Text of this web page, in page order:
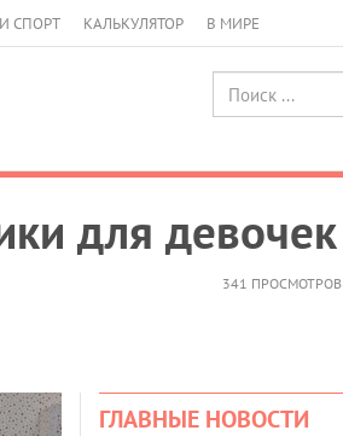
СПОРТ КАЛЬКУЛЯТОР В МИРЕ
для девочек
341 ПРОСМОТРОВ
ГЛАВНЫЕ НОВОСТИ